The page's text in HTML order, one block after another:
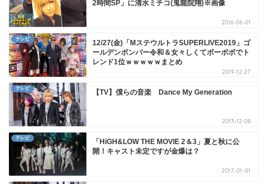
2時間SP」に清水ミチコ(鬼龍院翔)※画像
2016-06-01
テレビ
12/27(金)「MステウルトラSUPERLIVE2019」ゴ
ールデンボンバー令和＆女々しくてボーボボでト
レンド1位ｗｗｗｗｗまとめ
2019-12-27
テレビ 【TV】僕らの音楽 Dance My Generation
2013-12-08
テレビ
「HiGH&LOW THE MOVIE 2＆3」夏と秋に公
開！キャスト未定ですが金爆は？
2017-01-01